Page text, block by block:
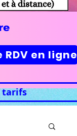
RDV en ligne
tarifs